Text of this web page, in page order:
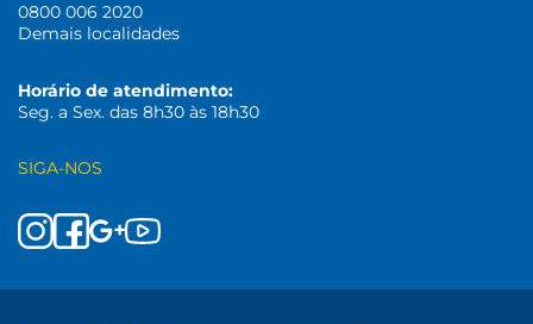
0800 006 2020
Demais localidades
Horário de atendimento:
Seg. a Sex. das 8h30 às 18h30
SIGA-NOS